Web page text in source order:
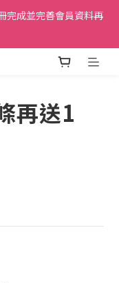
完成並完善會員資料再
再送1